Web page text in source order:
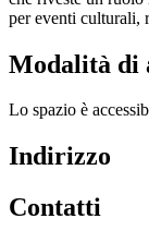
per eventi culturali,
Modalità di
Lo spazio è
Indirizzo
Contatti